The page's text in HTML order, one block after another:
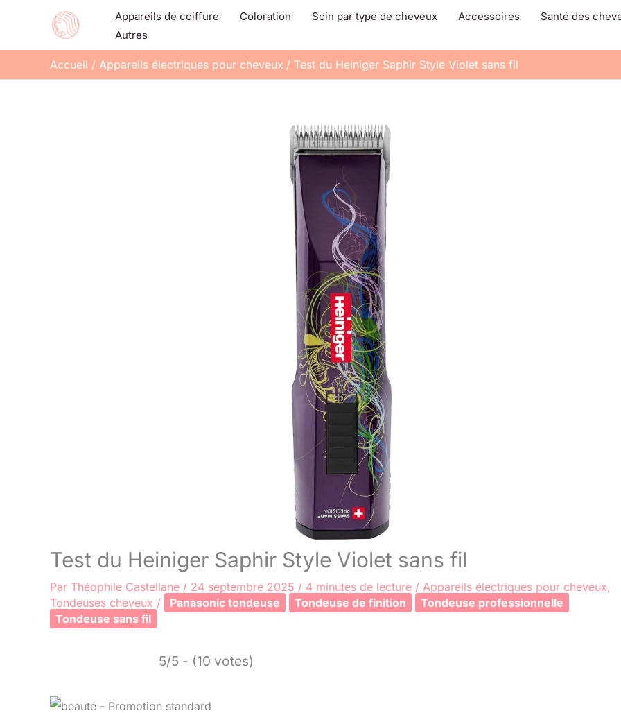
contenu
Appareils de coiffure Coloration Soin par type de cheveux Accessoires
Santé des
Autres
Accueil Appareils électriques pour cheveux Test du Heiniger Saphir Style Violet sans fil
Test du Heiniger Saphir Style Violet sans fil
Par Théophile Castellane / 24 septembre 2025 / 4 minutes de lecture / Appareils électriques pour cheveux,
Tondeuses cheveux / Panasonic tondeuse Tondeuse de finition
Tondeuse professionnelle
Tondeuse sans fil
5/5 - (10 votes)